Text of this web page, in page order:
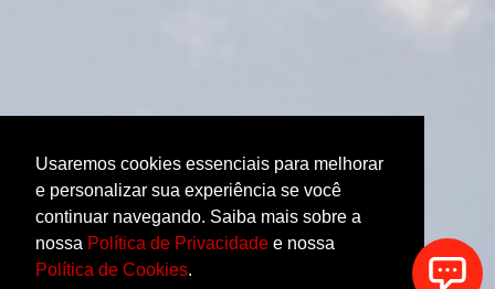
Usaremos cookies essenciais para melhorar
e personalizar sua experiência se você
continuar navegando. Saiba mais sobre a
nossa Política de Privacidade e nossa
Política de Cookies.